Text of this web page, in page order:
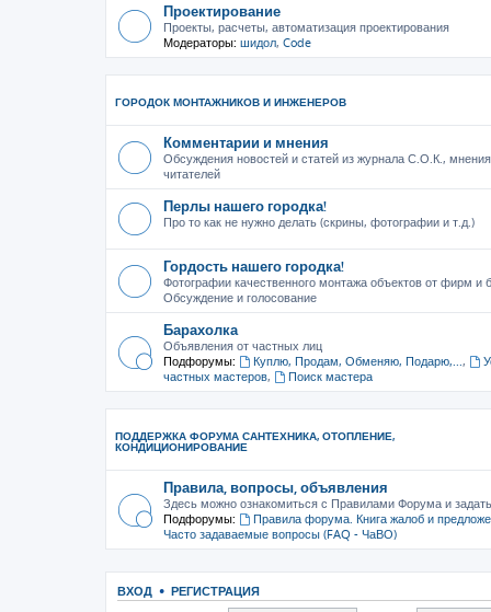
Проектирование
Проекты, расчеты, автоматизация проектирования
Модераторы: шидол, Code
ГОРОДОК МОНТАЖНИКОВ И ИНЖЕНЕРОВ
Комментарии и мнения
Обсуждения новостей и статей из журнала С.О.К., мнения
читателей
Перлы нашего городка!
Про то как не нужно делать (скрины, фотографии и т.д.)
Гордость нашего городка!
Фотографии качественного монтажа объектов от фирм и
Обсуждение и голосование
Барахолка
Объявления от частных лиц
Подфорумы:
Куплю, Продам, Обменяю, Подарю,...,
частных мастеров, Поиск мастера
ПОДДЕРЖКА ФОРУМА САНТЕХНИКА, ОТОПЛЕНИЕ,
КОНДИЦИОНИРОВАНИЕ
Правила, вопросы, объявления
Здесь можно ознакомиться с Правилами Форума и
Подфорумы:
Правила форума. Книга жалоб и
Часто задаваемые вопросы (FAQ - ЧаВО)
ВХОД • РЕГИСТРАЦИЯ